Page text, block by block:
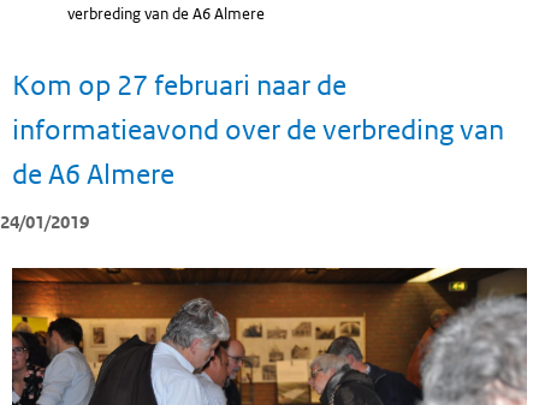
verbreding van de A6 Almere
Kom op 27 februari naar de
informatieavond over de verbreding van
de A6 Almere
24/01/2019